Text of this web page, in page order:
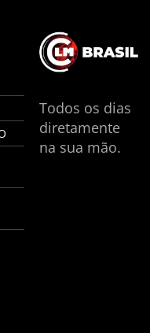
Todos os dias
diretamente
na sua mão.